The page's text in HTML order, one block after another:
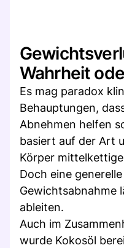
Wahrheit
Es mag paradox
Behauptungen,
Abnehmen helfen
basiert auf der Art
Körper
Doch eine
Gewichtsabnahme
ableiten.
Auch im
wurde Kokosöl